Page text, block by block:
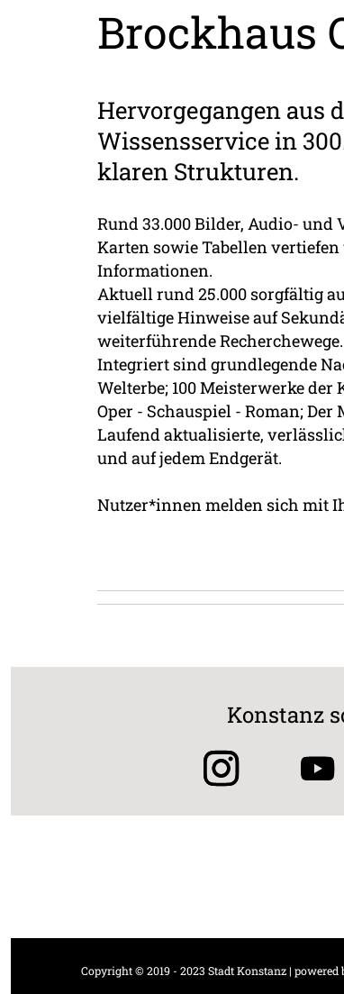
Brockhaus
Hervorgegangen aus
Wissensservice in
klaren Strukturen.
Rund 33.000 Bilder, Audio-
Karten sowie Tabellen
Informationen.
Aktuell rund 25.000 sorgfältig
vielfältige Hinweise auf
weiterführende Recherchewege.
Integriert sind grundlegende
Welterbe; 100 Meisterwerke
Oper - Schauspiel - Roman; Der
Laufend aktualisierte,
und auf jedem Endgerät.
Nutzer*innen melden sich mit
Konstanz
Copyright © 2019 - 2023 Stadt Konstanz | powered